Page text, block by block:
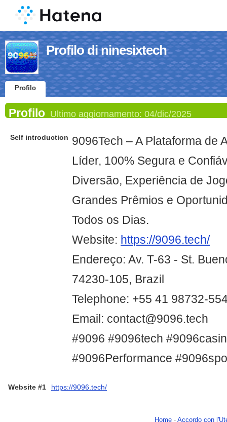
Profilo di ninesixtech
Profilo
Profilo Ultimo aggiornamento: 04/dic/2025
Self introduction 9096Tech – A Plataforma de
Líder, 100% Segura e
Diversão, Experiência de
Grandes Prêmios e
Todos os Dias.
Website: https://9096.tech/
Endereço: Av. T-63 - St.
74230-105, Brazil
Telephone: +55 41 98732-
Email: contact@9096.tech
#9096 #9096tech
#9096Performance
Website #1 https://9096.tech/
Home - Accordo con